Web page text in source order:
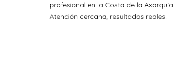
profesional en la Costa de la Axarquía.
Atención cercana, resultados reales.